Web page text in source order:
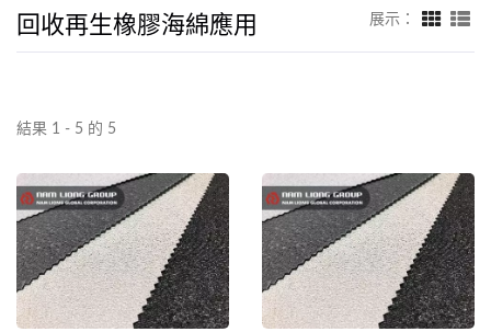
回收再生橡膠海綿應用 展示：
結果 1 - 5 的 5